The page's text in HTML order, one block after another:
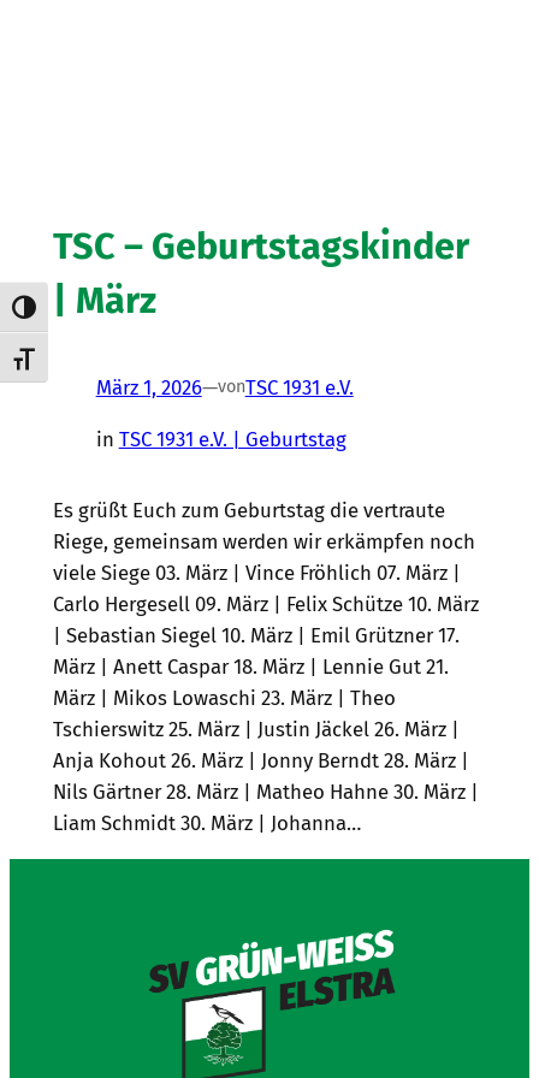
Umschalten auf hohe Kontraste
Schrift vergrößern
TSC – Geburtstagskinder
| März
März 1, 2026—vonTSC 1931 e.V.
in TSC 1931 e.V. | Geburtstag
Es grüßt Euch zum Geburtstag die vertraute
Riege, gemeinsam werden wir erkämpfen noch
viele Siege 03. März | Vince Fröhlich 07. März |
Carlo Hergesell 09. März | Felix Schütze 10. März
| Sebastian Siegel 10. März | Emil Grützner 17.
März | Anett Caspar 18. März | Lennie Gut 21.
März | Mikos Lowaschi 23. März | Theo
Tschierswitz 25. März | Justin Jäckel 26. März |
Anja Kohout 26. März | Jonny Berndt 28. März |
Nils Gärtner 28. März | Matheo Hahne 30. März |
Liam Schmidt 30. März | Johanna…